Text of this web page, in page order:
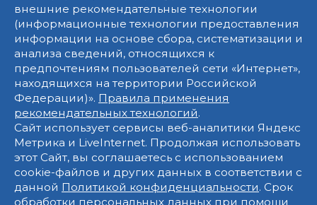
внешние рекомендательные технологии
(информационные технологии предоставления
информации на основе сбора, систематизации и
анализа сведений, относящихся к
предпочтениям пользователей сети «Интернет»,
находящихся на территории Российской
Федерации)». Правила применения
рекомендательных технологий.
Сайт использует сервисы веб-аналитики Яндекс
Метрика и LiveInternet. Продолжая использовать
этот Сайт, вы соглашаетесь с использованием
cookie-файлов и других данных в соответствии с
данной Политикой конфиденциальности. Срок
обработки персональных данных при помощи